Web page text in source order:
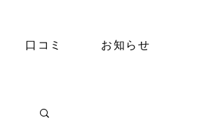
口コミ お知らせ